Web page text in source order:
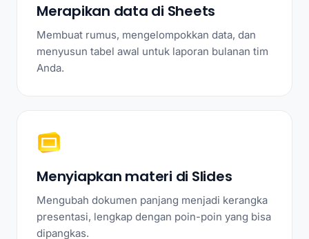
Merapikan data di Sheets
Membuat rumus, mengelompokkan data, dan
menyusun tabel awal untuk laporan bulanan tim
Anda.
Menyiapkan materi di Slides
Mengubah dokumen panjang menjadi kerangka
presentasi, lengkap dengan poin-poin yang bisa
dipangkas.